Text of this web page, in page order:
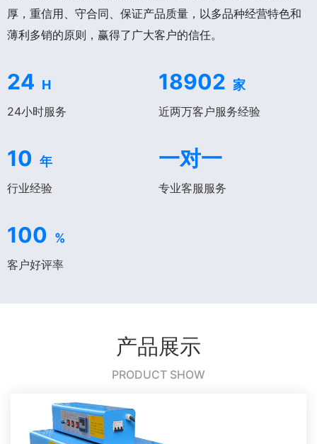
厚，重信用、守合同、保证产品质量，以多品种经营特色和
薄利多销的原则，赢得了广大客户的信任。
24 H
24小时服务
18902 家
近两万客户服务经验
10 年
行业经验
一对一
专业客服服务
100 %
客户好评率
产品展示
PRODUCT SHOW